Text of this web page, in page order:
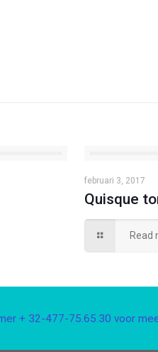
februari 3, 2017
Quisque
Read
+ 32-477-75.65.30 voor